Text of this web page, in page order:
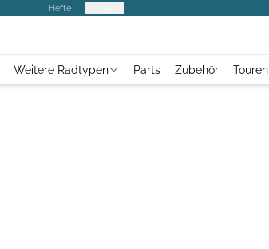
Hefte
Weitere Radtypen Parts Zubehör Touren